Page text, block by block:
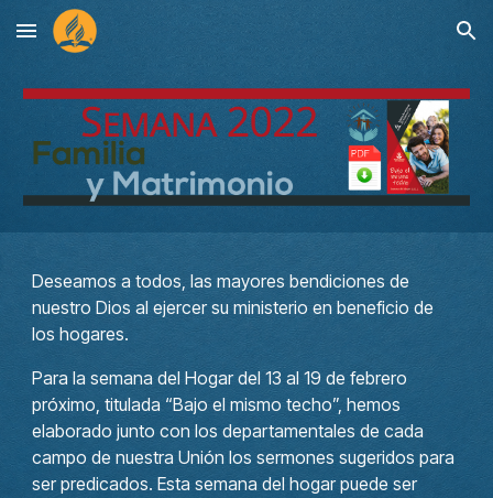
Skip to main content Skip to navigation
Deseamos a todos, las mayores bendiciones de
nuestro Dios al ejercer su ministerio en beneficio de
los hogares.
Para la semana del Hogar del 13 al 19 de febrero
próximo, titulada “Bajo el mismo techo”, hemos
elaborado junto con los departamentales de cada
campo de nuestra Unión los sermones sugeridos para
ser predicados. Esta semana del hogar puede ser